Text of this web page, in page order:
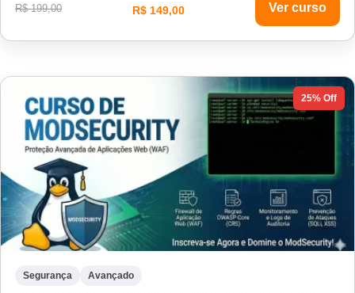
R$ 199,00 R$ 149,00 Ver curso
25% Off
Segurança Avançado